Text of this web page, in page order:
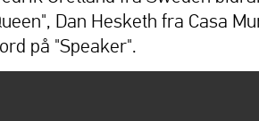
Dan Hesketh fra Casa
på "Speaker".